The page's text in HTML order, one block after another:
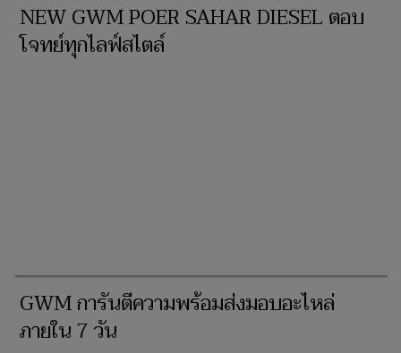
NEW GWM POER SAHAR DIESEL ตอบ
โจทย์ทุกไลฟ์สไตล์
GWM การันตีความพร้อมส่งมอบอะไหล่
ภายใน 7 วัน